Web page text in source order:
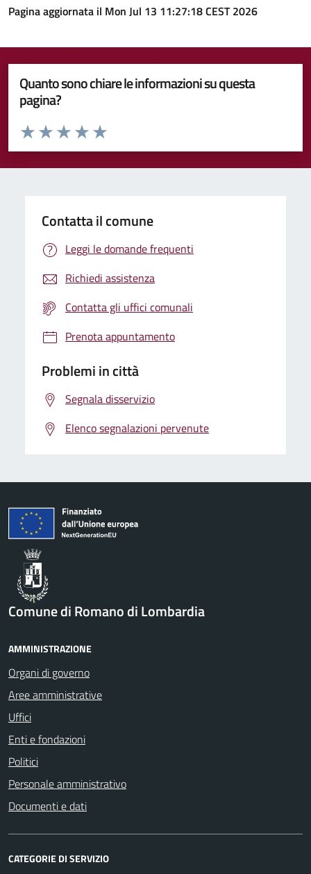
Pagina aggiornata il Mon Jul 13 11:27:18 CEST 2026
Quanto sono chiare le informazioni su questa
pagina?
Valuta da 1 a 5 stelle la pagina
Valuta 5 stelle su 5
Valuta 4 stelle su 5
Valuta 3 stelle su 5
Valuta 2 stelle su 5
Valuta 1 stelle su 5
Contatta il comune
Leggi le domande frequenti
Richiedi assistenza
Contatta gli uffici comunali
Prenota appuntamento
Problemi in città
Segnala disservizio
Elenco segnalazioni pervenute
Comune di Romano di Lombardia
AMMINISTRAZIONE
Organi di governo
Aree amministrative
Uffici
Enti e fondazioni
Politici
Personale amministrativo
Documenti e dati
CATEGORIE DI SERVIZIO